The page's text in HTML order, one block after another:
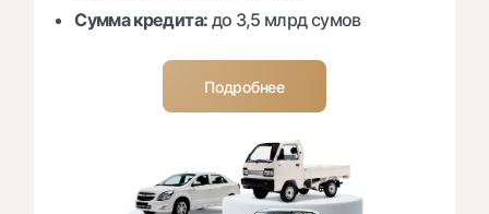
Сумма кредита: до 3,5 млрд сумов
Подробнее